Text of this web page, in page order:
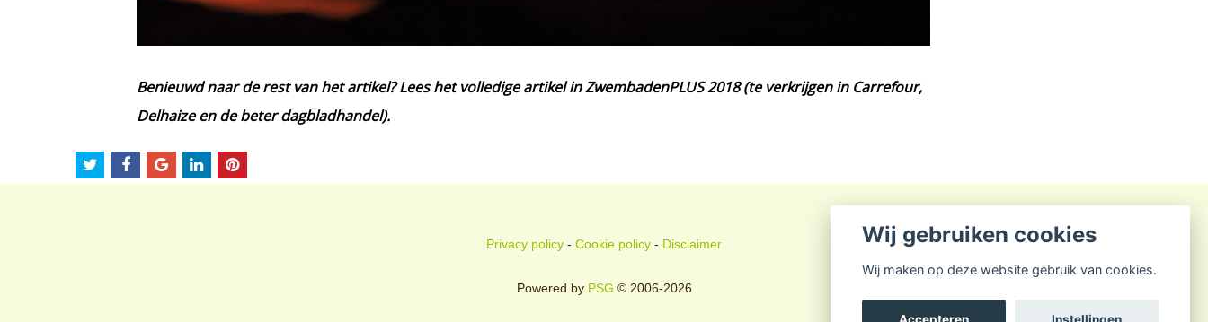
Benieuwd naar de rest van het artikel? Lees het volledige artikel in ZwembadenPLUS 2018 (te verkrijgen in Carrefour,
Delhaize en de beter dagbladhandel).
Privacy policy - Cookie policy - Disclaimer
Powered by PSG © 2006-2026
Wij gebruiken cookies
Wij maken op deze website gebruik van cookies.
Accepteren Instellingen